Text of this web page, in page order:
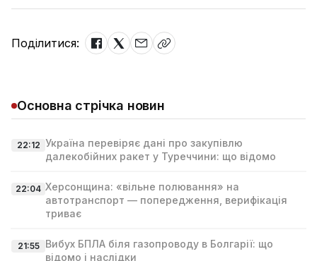
Поділитися:
Основна стрічка новин
22:12 Україна перевіряє дані про закупівлю
далекобійних ракет у Туреччини: що відомо
22:04 Херсонщина: «вільне полювання» на
автотранспорт — попередження, верифікація
триває
21:55
Вибух БПЛА біля газопроводу в Болгарії: що
відомо і наслідки